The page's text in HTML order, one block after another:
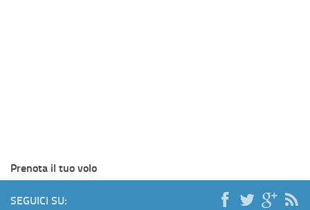
Prenota il tuo volo
SEGUICI SU: